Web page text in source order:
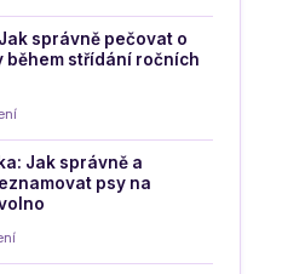
správně pečovat o
během střídání ročních
Jak správně a
psy na